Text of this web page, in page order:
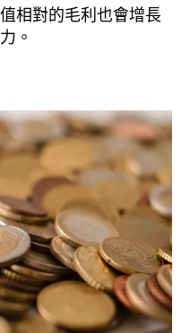
相對的毛利也會增長
。